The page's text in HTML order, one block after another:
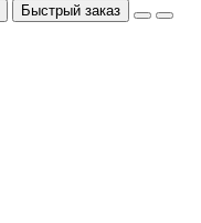
Быстрый заказ